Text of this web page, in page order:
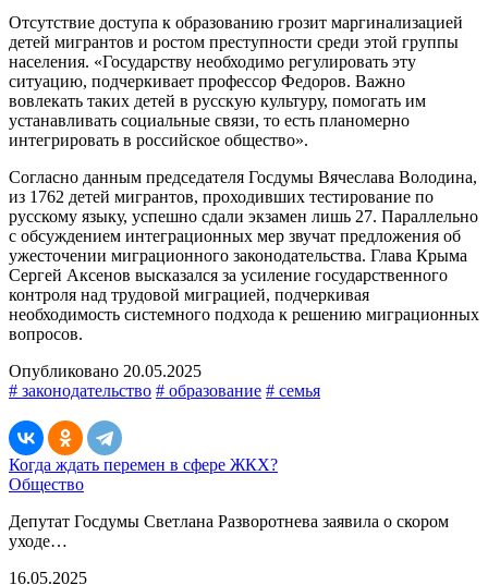
Отсутствие доступа к образованию грозит маргинализацией
детей мигрантов и ростом преступности среди этой группы
населения. «Государству необходимо регулировать эту
ситуацию, подчеркивает профессор Федоров. Важно
вовлекать таких детей в русскую культуру, помогать им
устанавливать социальные связи, то есть планомерно
интегрировать в российское общество».
Согласно данным председателя Госдумы Вячеслава Володина,
из 1762 детей мигрантов, проходивших тестирование по
русскому языку, успешно сдали экзамен лишь 27. Параллельно
с обсуждением интеграционных мер звучат предложения об
ужесточении миграционного законодательства. Глава Крыма
Сергей Аксенов высказался за усиление государственного
контроля над трудовой миграцией, подчеркивая
необходимость системного подхода к решению миграционных
вопросов.
Опубликовано 20.05.2025
# законодательство # образование # семья
Когда ждать перемен в сфере ЖКХ?
Общество
Депутат Госдумы Светлана Разворотнева заявила о скором
уходе…
16.05.2025